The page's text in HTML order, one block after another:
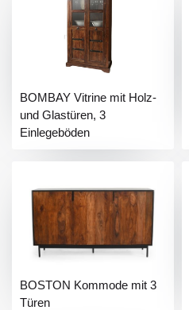
BOMBAY Vitrine mit Holz-
und Glastüren, 3
Einlegeböden
BOSTON Kommode mit 3
Türen